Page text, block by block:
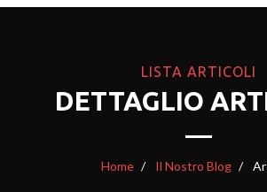
LISTA ARTICOLI
DETTAGLIO
Home Il Nostro Blog